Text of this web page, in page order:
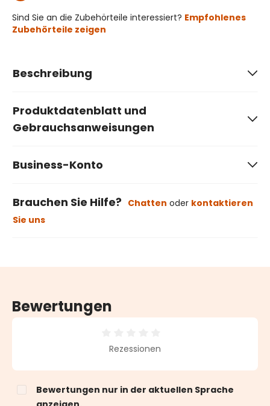
Sind Sie an die Zubehörteile interessiert? Empfohlenes
Zubehörteile zeigen
Beschreibung
Produktdatenblatt und
Gebrauchsanweisungen
Business-Konto
Brauchen Sie Hilfe? Chatten oder kontaktieren
Sie uns
Bewertungen
Durchschnittliche Bewertung von 0 von 5 Sternen
Rezessionen
Bewertungen nur in der aktuellen Sprache